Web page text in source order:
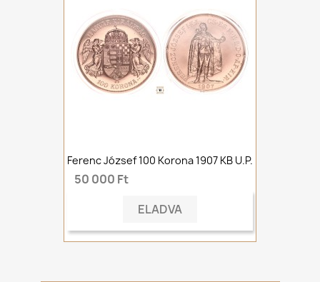
Ferenc József 100 Korona 1907 KB U.P.
50 000 Ft
ELADVA